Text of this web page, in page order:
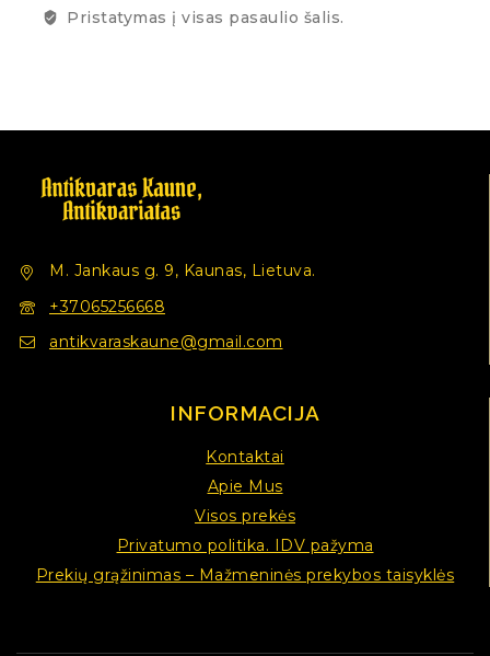
Pristatymas į visas pasaulio šalis.
M. Jankaus g. 9, Kaunas, Lietuva.
+37065256668
antikvaraskaune@gmail.com
INFORMACIJA
Kontaktai
Apie Mus
Visos prekės
Privatumo politika. IDV pažyma
Prekių grąžinimas – Mažmeninės prekybos taisyklės